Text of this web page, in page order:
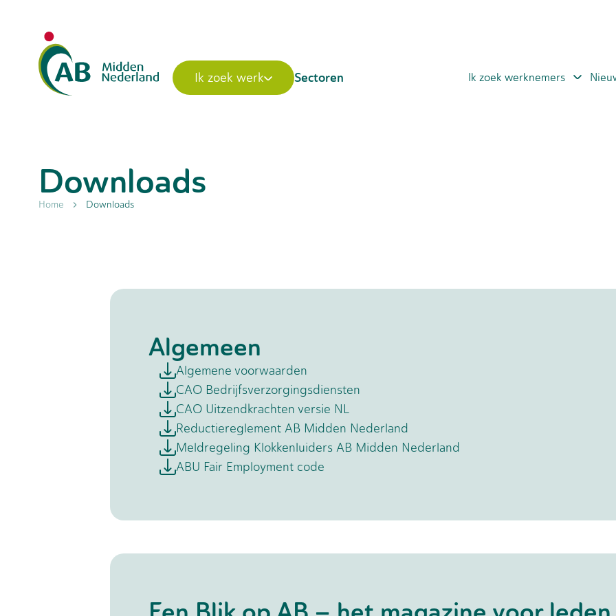
Ik zoek werk Sectoren Ik zoek werknemers
Downloads
Home Downloads
Algemeen
Algemene voorwaarden
CAO Bedrijfsverzorgingsdiensten
CAO Uitzendkrachten versie NL
Reductiereglement AB Midden Nederland
Meldregeling Klokkenluiders AB Midden Nederland
ABU Fair Employment code